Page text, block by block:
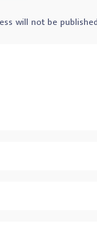
will not be